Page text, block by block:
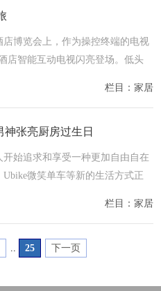
博览会上，作为操控终端的电视
店智能互动电视闪亮登场。低头
栏目：家居
张亮厨房过生日
始追求和享受一种更加自由自在
微笑单车等新的生活方式正
栏目：家居
.. 25 下一页